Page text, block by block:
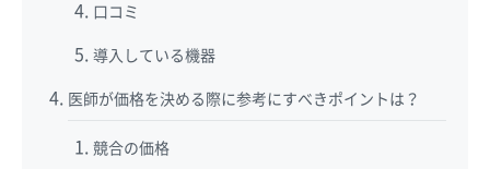
口コミ
導入している機器
医師が価格を決める際に参考にすべきポイントは？
競合の価格